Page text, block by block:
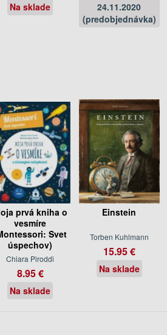
Na sklade
24.11.2020
(predobjednávka)
prvá kniha o
vesmíre
Svet
úspechov)
Chiara Piroddi
8.95 €
Na sklade
Einstein
Torben Kuhlmann
15.95 €
Na sklade